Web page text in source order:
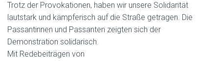
Trotz der Provokationen, haben wir unsere Solidarität
lautstark und kämpferisch auf die Straße getragen. Die
Passantinnen und Passanten zeigten sich der
Demonstration solidarisch.
Mit Redebeiträgen von